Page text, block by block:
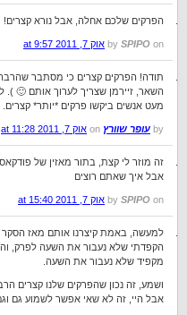
הפרקים שלכם אחלה, אבל נורא קצרים!
by SPIPO on אוק 7, 2011 at 9:57
תודה! הפרקים קצרים כי מסתבר
השאר, זיירמן שצריך לערוך אותם 🙂 ).
מעט אנשים ביקשו פרקים *יותר* קצרים.
by עופר שוורץ אוק 7, 2011 at 11:28
זה מוזר לי קצת, בתור מאזין של
אבל איך שאתם רוצים
by SPIPO on אוק 7, 2011 at 15:40
למעשה, באמת קיצרנו אותם מאז הסקר
הקפדתי שלא נעבור את השעה לפרק,
מקפיד שלא נעבור את השעה.
ושמע, זה נכון שהפרקים שלנו קצרים
אבל היי, זה לא שאי אפשר לשמוע גם